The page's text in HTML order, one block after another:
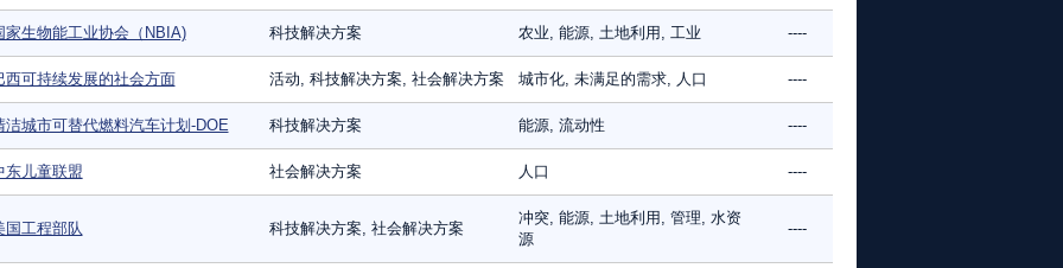
家生物能工业协会（NBIA) 科技解决方案 农业, 能源, 土地利用, 工业 ----
西可持续发展的社会方面 活动, 科技解决方案, 社会解决方案 城市化, 未满足的需求, 人口 ----
洁城市可替代燃料汽车计划-DOE 科技解决方案 能源, 流动性 ----
东儿童联盟 社会解决方案 人口 ----
国工程部队 科技解决方案, 社会解决方案
冲突, 能源, 土地利用, 管理, 水资
源
----